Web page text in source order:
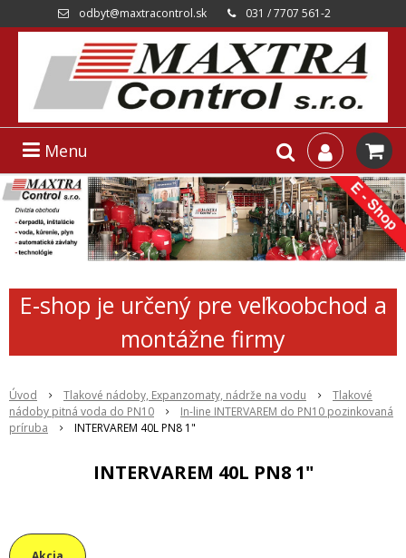
odbyt@maxtracontrol.sk 031 / 7707 561-2
Menu
E-shop je určený pre veľkoobchod a
montážne firmy
Úvod Tlakové nádoby, Expanzomaty, nádrže na vodu
Tlakové
nádoby pitná voda do PN10
In-line INTERVAREM do PN10 pozinkovaná
príruba
INTERVAREM 40L PN8 1"
INTERVAREM 40L PN8 1"